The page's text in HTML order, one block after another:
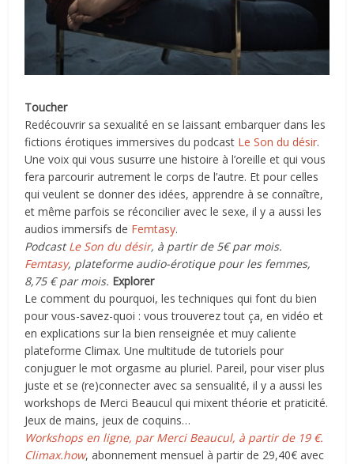
Toucher
Redécouvrir sa sexualité en se laissant embarquer dans les
fictions érotiques immersives du podcast Le Son du désir.
Une voix qui vous susurre une histoire à l’oreille et qui vous
fera parcourir autrement le corps de l’autre. Et pour celles
qui veulent se donner des idées, apprendre à se connaître,
et même parfois se réconcilier avec le sexe, il y a aussi les
audios immersifs de Femtasy.
PodcastLe Son du désir, à partir de 5€ par mois.
Femtasy, plateforme audio-érotique pour les femmes,
8,75 € par mois. Explorer
Le comment du pourquoi, les techniques qui font du bien
pour vous-savez-quoi : vous trouverez tout ça, en vidéo et
en explications sur la bien renseignée et muy caliente
plateforme Climax. Une multitude de tutoriels pour
conjuguer le mot orgasme au pluriel. Pareil, pour viser plus
juste et se (re)connecter avec sa sensualité, il y a aussi les
workshops de Merci Beaucul qui mixent théorie et praticité.
Jeux de mains, jeux de coquins…
Workshops en ligne, par Merci Beaucul, à partir de 19 €.
Climax.how, abonnement mensuel à partir de 29,40€ avec